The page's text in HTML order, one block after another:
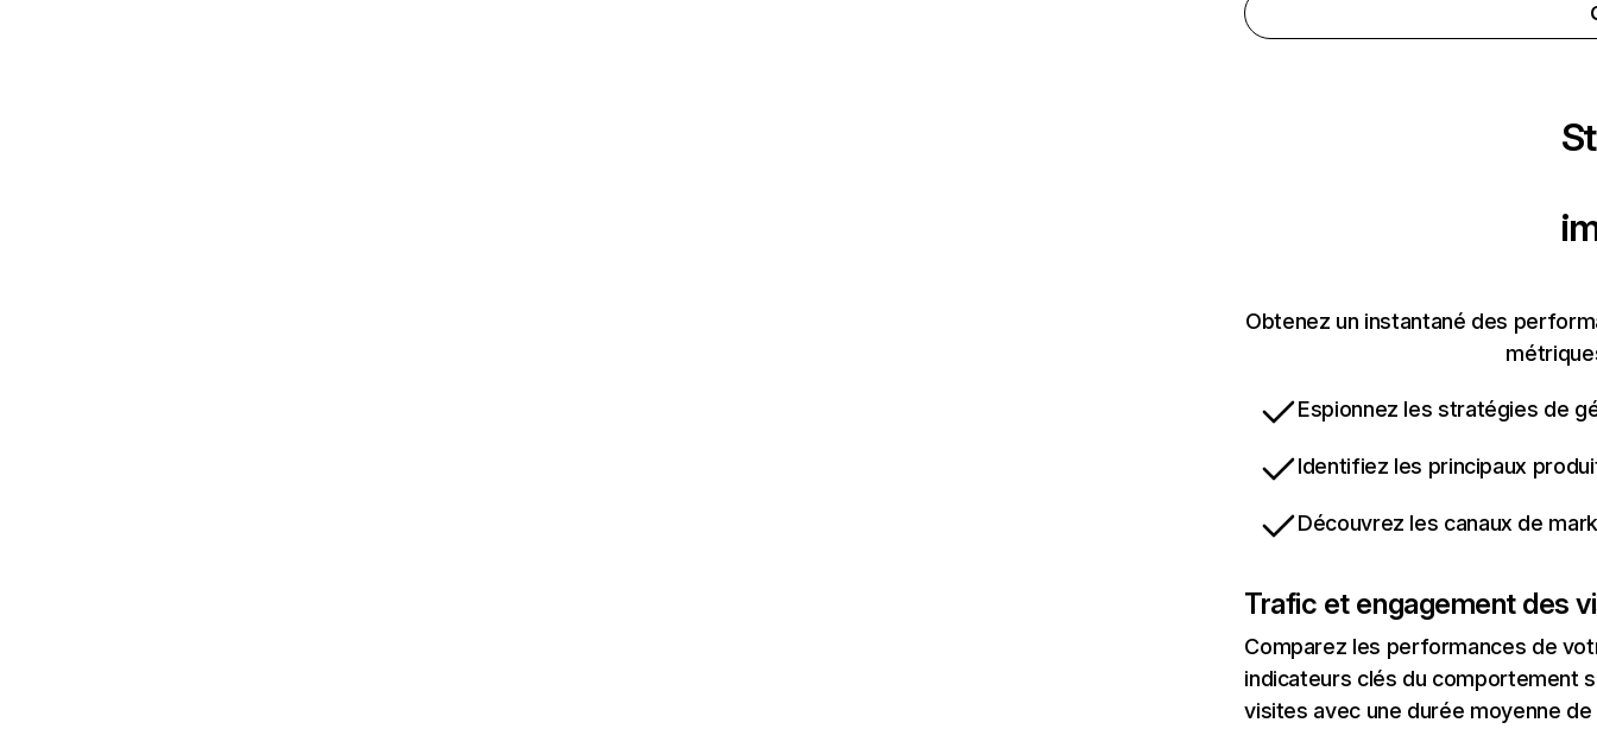
Obtenez un instantané des
Espionnez les stratégies de
Identifiez les principaux
Découvrez les canaux de
Trafic et engagement des
Comparez les performances de
indicateurs clés du comportement
visites avec une durée moyenne